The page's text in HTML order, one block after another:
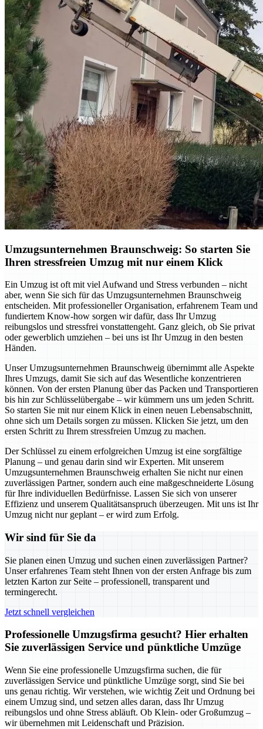
Umzugsunternehmen Braunschweig: So starten Sie
Ihren stressfreien Umzug mit nur einem Klick
Ein Umzug ist oft mit viel Aufwand und Stress verbunden – nicht
aber, wenn Sie sich für das Umzugsunternehmen Braunschweig
entscheiden. Mit professioneller Organisation, erfahrenem Team und
fundiertem Know-how sorgen wir dafür, dass Ihr Umzug
reibungslos und stressfrei vonstattengeht. Ganz gleich, ob Sie privat
oder gewerblich umziehen – bei uns ist Ihr Umzug in den besten
Händen.
Unser Umzugsunternehmen Braunschweig übernimmt alle Aspekte
Ihres Umzugs, damit Sie sich auf das Wesentliche konzentrieren
können. Von der ersten Planung über das Packen und Transportieren
bis hin zur Schlüsselübergabe – wir kümmern uns um jeden Schritt.
So starten Sie mit nur einem Klick in einen neuen Lebensabschnitt,
ohne sich um Details sorgen zu müssen. Klicken Sie jetzt, um den
ersten Schritt zu Ihrem stressfreien Umzug zu machen.
Der Schlüssel zu einem erfolgreichen Umzug ist eine sorgfältige
Planung – und genau darin sind wir Experten. Mit unserem
Umzugsunternehmen Braunschweig erhalten Sie nicht nur einen
zuverlässigen Partner, sondern auch eine maßgeschneiderte Lösung
für Ihre individuellen Bedürfnisse. Lassen Sie sich von unserer
Effizienz und unserem Qualitätsanspruch überzeugen. Mit uns ist Ihr
Umzug nicht nur geplant – er wird zum Erfolg.
Wir sind für Sie da
Sie planen einen Umzug und suchen einen zuverlässigen Partner?
Unser erfahrenes Team steht Ihnen von der ersten Anfrage bis zum
letzten Karton zur Seite – professionell, transparent und
termingerecht.
Jetzt schnell vergleichen
Professionelle Umzugsfirma gesucht? Hier erhalten
Sie zuverlässigen Service und pünktliche Umzüge
Wenn Sie eine professionelle Umzugsfirma suchen, die für
zuverlässigen Service und pünktliche Umzüge sorgt, sind Sie bei
uns genau richtig. Wir verstehen, wie wichtig Zeit und Ordnung bei
einem Umzug sind, und setzen alles daran, dass Ihr Umzug
reibungslos und ohne Stress abläuft. Ob Klein- oder Großumzug –
wir übernehmen mit Leidenschaft und Präzision.